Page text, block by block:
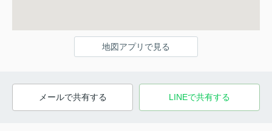
地図アプリで見る
メールで共有する LINEで共有する